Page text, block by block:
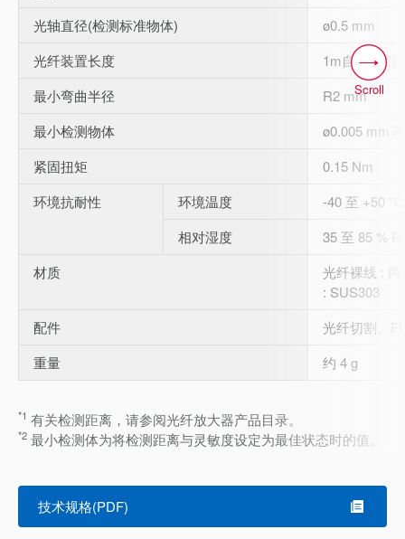
光轴直径(检测标准物体)
ø0.5 mm
光纤装置长度
1m自由切割
最小弯曲半径
R2 mm
最小检测物体
ø0.005 mm
紧固扭矩
0.15 Nm
环境抗耐性
环境温度
-40 至 +50
相对湿度
35 至 85 %
材质
光纤裸线 :
: SUS303
配件
光纤切割、
重量
约 4 g
*1 有关检测距离，请参阅光纤放大器产品目录。
*2 最小检测体为将检测距离与灵敏度设定为最佳状态时的值。
Scroll
技术规格(PDF)